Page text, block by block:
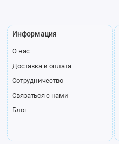
Информация
О нас
Доставка и оплата
Сотрудничество
Связаться с нами
Блог